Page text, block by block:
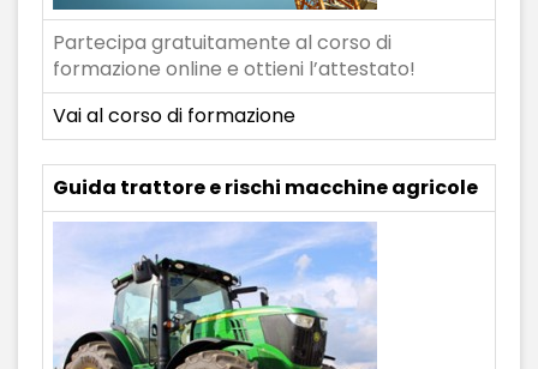
Partecipa gratuitamente al corso di
formazione online e ottieni l’attestato!
Vai al corso di formazione
Guida trattore e rischi macchine agricole